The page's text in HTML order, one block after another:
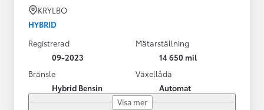
KRYLBO
HYBRID
Registrerad
09-2023
Mätarställning
14 650 mil
Bränsle
Hybrid Bensin
Växellåda
Automat
Visa mer